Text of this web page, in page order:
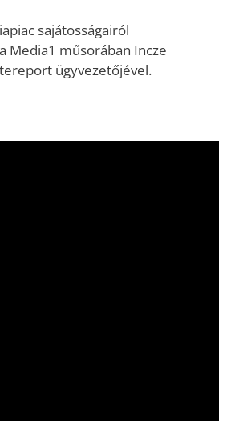
sajátosságairól
Media1 műsorában Incze
ügyvezetőjével.